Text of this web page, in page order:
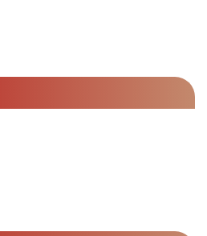
RM25.00。